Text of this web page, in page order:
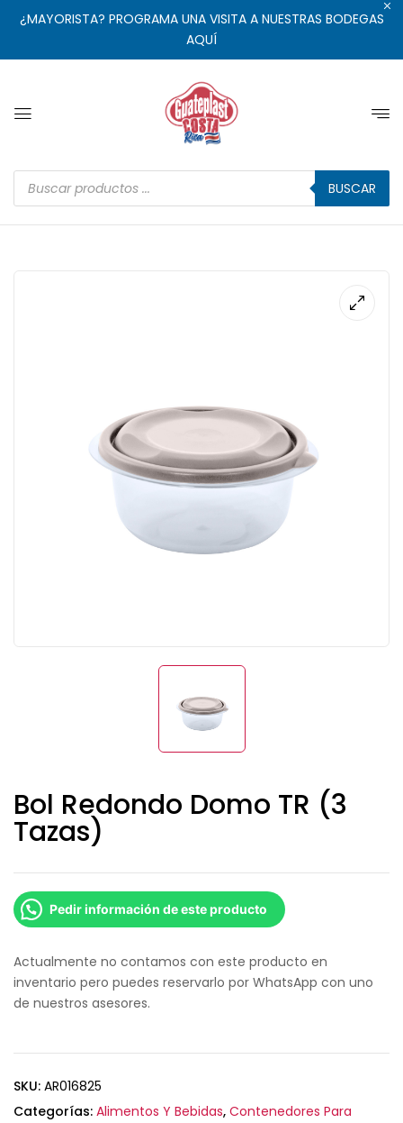
¿MAYORISTA? PROGRAMA UNA VISITA A NUESTRAS BODEGAS
AQUÍ
BUSCAR
Bol Redondo Domo TR (3
Tazas)
Pedir información de este producto
Actualmente no contamos con este producto en
inventario pero puedes reservarlo por WhatsApp con uno
de nuestros asesores.
SKU: AR016825
Categorías: Alimentos Y Bebidas, Contenedores Para